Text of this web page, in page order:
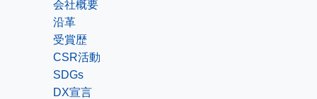
会社概要
沿革
受賞歴
CSR活動
SDGs
DX宣言